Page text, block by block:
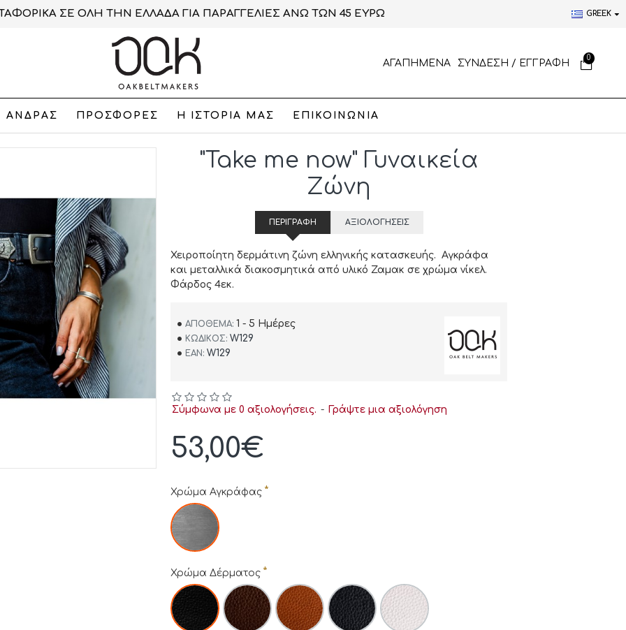
ΣΕ ΟΛΗ ΤΗΝ ΕΛΛΑΔΑ ΓΙΑ ΠΑΡΑΓΓΕΛΙΕΣ ΑΝΩ ΤΩΝ 45 ΕΥΡΩ GREEK
ΑΓΑΠΗΜΕΝΑ ΣΥΝΔΕΣΗ / ΕΓΓΡΑΦΗ 0
ΑΝΔΡΑΣ ΠΡΟΣΦΟΡΕΣ Η ΙΣΤΟΡΙΑ ΜΑΣ ΕΠΙΚΟΙΝΩΝΙΑ
"Take me now" Γυναικεία
Ζώνη
ΠΕΡΙΓΡΑΦΉ ΑΞΙΟΛΟΓΉΣΕΙΣ
Χειροποίητη δερμάτινη ζώνη ελληνικής κατασκευής. Αγκράφα
και μεταλλικά διακοσμητικά από υλικό Ζαμακ σε χρώμα νίκελ.
Φάρδος 4εκ.
ΑΠΌΘΕΜΑ: 1 - 5 Ημέρες
ΚΩΔΙΚΌΣ: W129
EAN: W129
Σύμφωνα με 0 αξιολογήσεις. - Γράψτε μια αξιολόγηση
53,00€
Χρώμα Αγκράφας
Χρώμα Δέρματος